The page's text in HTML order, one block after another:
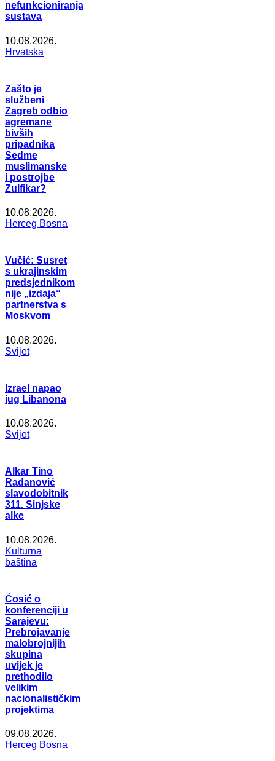
nefunkcioniranja
sustava
10.08.2026.
Hrvatska
Zašto je
službeni
Zagreb odbio
agremane
bivših
pripadnika
Sedme
muslimanske
i postrojbe
Zulfikar?
10.08.2026.
Herceg Bosna
Vučić: Susret
s ukrajinskim
predsjednikom
nije „izdaja“
partnerstva s
Moskvom
10.08.2026.
Svijet
Izrael napao
jug Libanona
10.08.2026.
Svijet
Alkar Tino
Radanović
slavodobitnik
311. Sinjske
alke
10.08.2026.
Kulturna
baština
Ćosić o
konferenciji u
Sarajevu:
Prebrojavanje
malobrojnijih
skupina
uvijek je
prethodilo
velikim
nacionalističkim
projektima
09.08.2026.
Herceg Bosna